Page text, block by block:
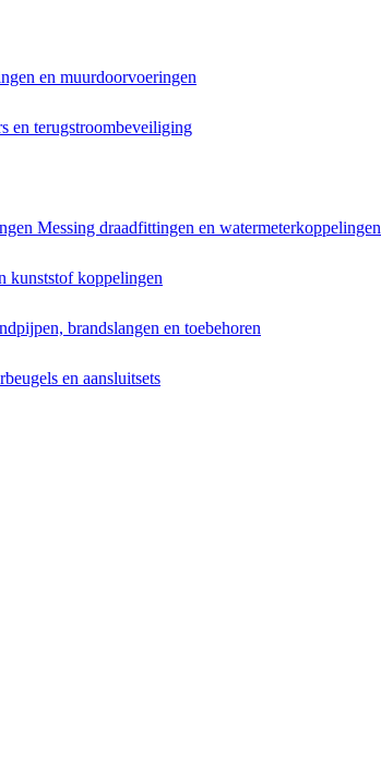
en muurdoorvoeringen
en terugstroombeveiliging
Messing draadfittingen en watermeterkoppelingen
kunststof koppelingen
brandslangen en toebehoren
en aansluitsets